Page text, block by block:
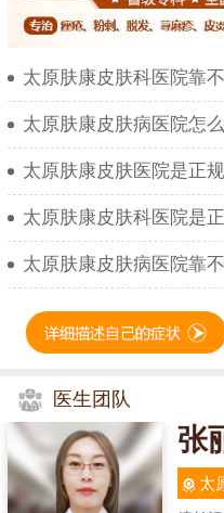
太原肤康皮肤科医院靠
太原肤康皮肤病医院怎
太原肤康皮肤医院是正
太原肤康皮肤科医院是
太原肤康皮肤病医院靠
医生团队
张
太